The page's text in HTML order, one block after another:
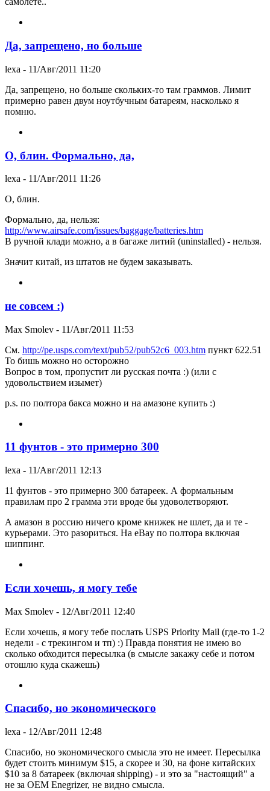
Да, запрещено, но больше
lexa - 11/Авг/2011 11:20
Да, запрещено, но больше скольких-то там граммов. Лимит
примерно равен двум ноутбучным батареям, насколько я
помню.
О, блин. Формально, да,
lexa - 11/Авг/2011 11:26
О, блин.
Формально, да, нельзя:
http://www.airsafe.com/issues/baggage/batteries.htm
В ручной клади можно, а в багаже литий (uninstalled) - нельзя.
Значит китай, из штатов не будем заказывать.
не совсем :)
Max Smolev - 11/Авг/2011 11:53
См. http://pe.usps.com/text/pub52/pub52c6_003.htm пункт 622.51
То бишь можно но осторожно
Вопрос в том, пропустит ли русская почта :) (или с
удовольствием изымет)
p.s. по полтора бакса можно и на амазоне купить :)
11 фунтов - это примерно 300
lexa - 11/Авг/2011 12:13
11 фунтов - это примерно 300 батареек. А формальным
правилам про 2 грамма эти вроде бы удоволетворяют.
А амазон в россию ничего кроме книжек не шлет, да и те -
курьерами. Это разориться. На eBay по полтора включая
шиппинг.
Если хочешь, я могу тебе
Max Smolev - 12/Авг/2011 12:40
Если хочешь, я могу тебе послать USPS Priority Mail (где-то 1-2
недели - с трекингом и тп) :) Правда понятия не имею во
сколько обходится пересылка (в смысле закажу себе и потом
отошлю куда скажешь)
Спасибо, но экономического
lexa - 12/Авг/2011 12:48
Спасибо, но экономического смысла это не имеет. Пересылка
будет стоить минимум $15, а скорее и 30, на фоне китайских
$10 за 8 батареек (включая shipping) - и это за "настоящий" а
не за OEM Enegrizer, не видно смысла.